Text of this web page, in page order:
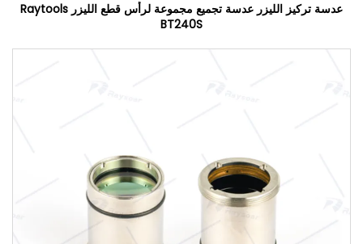
عدسة تركيز الليزر عدسة تجميع مجموعة لرأس قطع الليزر Raytools
BT240S